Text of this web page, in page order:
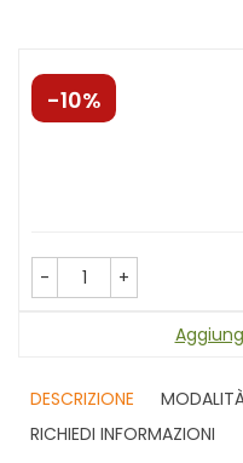
Sconto
del
10%
- +
DESCRIZIONE
RICHIEDI INFORMAZIONI